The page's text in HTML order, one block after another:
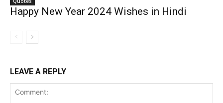
Happy New Year 2024 Wishes in Hindi
LEAVE A REPLY